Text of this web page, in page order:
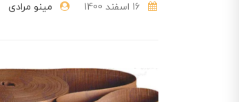
مینو مرادی